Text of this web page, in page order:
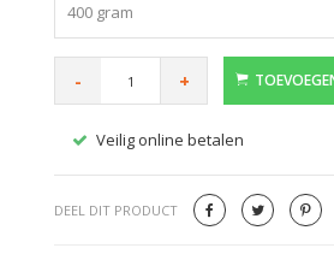
400 gram
- +
Veilig online betalen
DEEL DIT PRODUCT